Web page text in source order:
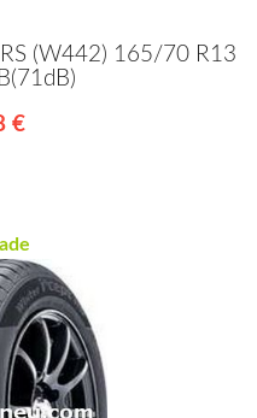
(W442) 165/70 R13
€